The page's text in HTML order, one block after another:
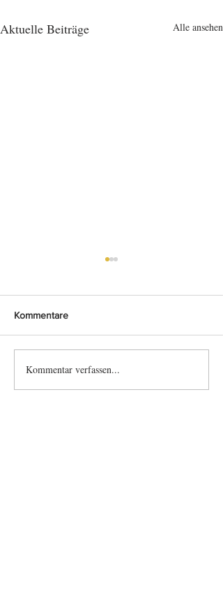
Aktuelle Beiträge Alle ansehen
Philipp Germann
Kommentare
Kommentar verfassen...